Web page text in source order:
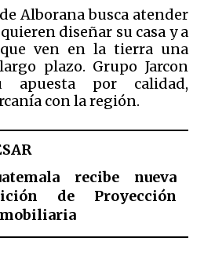
Alborana busca atender
diseñar su casa y a
que ven en la tierra una
plazo. Grupo Jarcon
apuesta por calidad,
con la región.
recibe nueva
de Proyección